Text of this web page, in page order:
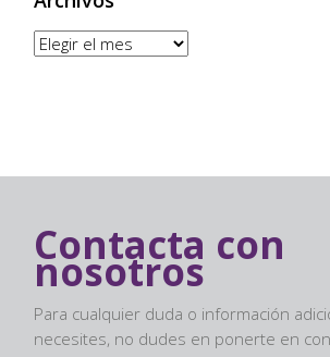
Archivos
Contacta con
nosotros
Para cualquier duda o información
necesites, no dudes en ponerte en